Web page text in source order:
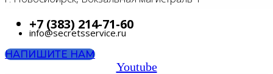
+7 (383) 214-71-60
info@secretsservice.ru
НАПИШИТЕ НАМ
Youtube